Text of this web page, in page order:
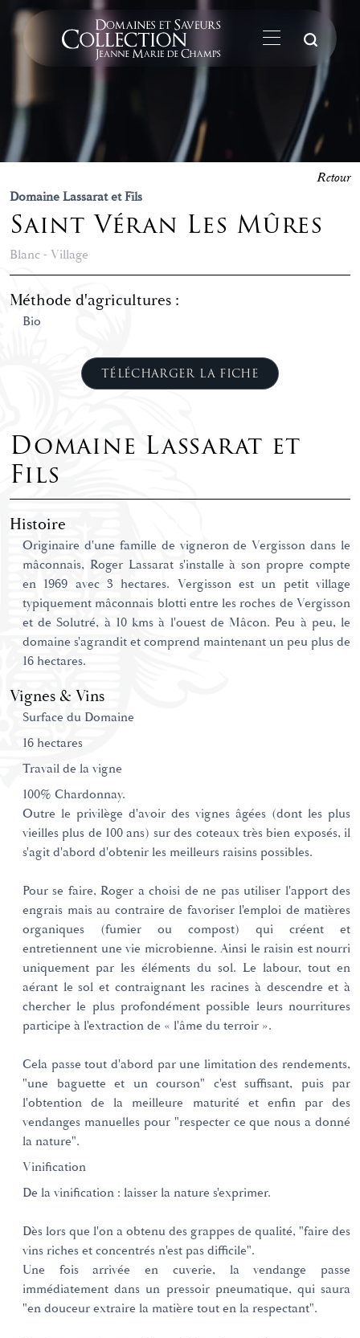
Domaine Lassarat et Fils
Saint Véran Les Mûres
Blanc - Village
Retour
Méthode d'agricultures :
Bio
TÉLÉCHARGER LA FICHE
Domaine Lassarat et
Fils
Histoire
Originaire d'une famille de vigneron de Vergisson dans le
mâconnais, Roger Lassarat s'installe à son propre compte
en 1969 avec 3 hectares. Vergisson est un petit village
typiquement mâconnais blotti entre les roches de Vergisson
et de Solutré, à 10 kms à l'ouest de Mâcon. Peu à peu, le
domaine s'agrandit et comprend maintenant un peu plus de
16 hectares.
Vignes & Vins
Surface du Domaine
16 hectares
Travail de la vigne
100% Chardonnay.
Outre le privilège d'avoir des vignes âgées (dont les plus
vieilles plus de 100 ans) sur des coteaux très bien exposés, il
s'agit d'abord d'obtenir les meilleurs raisins possibles.
Pour se faire, Roger a choisi de ne pas utiliser l'apport des
engrais mais au contraire de favoriser l'emploi de matières
organiques (fumier ou compost) qui créent et
entretiennent une vie microbienne. Ainsi le raisin est nourri
uniquement par les éléments du sol. Le labour, tout en
aérant le sol et contraignant les racines à descendre et à
chercher le plus profondément possible leurs nourritures
participe à l'extraction de « l'âme du terroir ».
Cela passe tout d'abord par une limitation des rendements,
"une baguette et un courson" c'est suffisant, puis par
l'obtention de la meilleure maturité et enfin par des
vendanges manuelles pour "respecter ce que nous a donné
la nature".
Vinification
De la vinification : laisser la nature s'exprimer.
Dès lors que l'on a obtenu des grappes de qualité, "faire des
vins riches et concentrés n'est pas difficile".
Une fois arrivée en cuverie, la vendange passe
immédiatement dans un pressoir pneumatique, qui saura
"en douceur extraire la matière tout en la respectant".